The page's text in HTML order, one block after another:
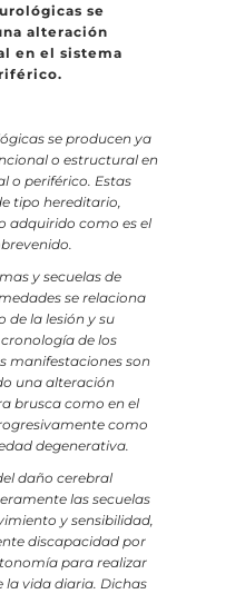
se
alteración
en el sistema
se producen ya
o estructural en
o periférico. Estas
tipo hereditario,
adquirido como es el
y secuelas de
se relaciona
de la lesión y su
de los
manifestaciones son
una alteración
brusca como en el
como
degenerativa.
daño cerebral
las secuelas
y sensibilidad,
discapacidad por
para realizar
la vida diaria. Dichas